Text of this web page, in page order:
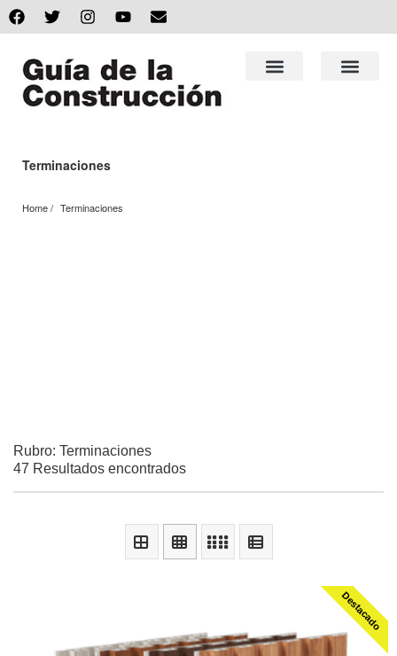
Terminaciones
Home Terminaciones
Rubro: Terminaciones
47 Resultados encontrados
Destacado